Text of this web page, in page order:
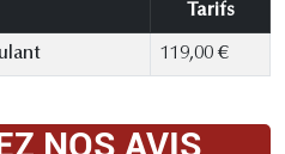
Tarifs
119,00 €
NOS AVIS